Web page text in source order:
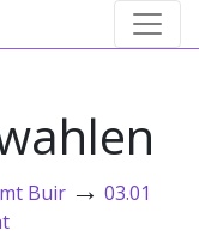
Buir → 03.01